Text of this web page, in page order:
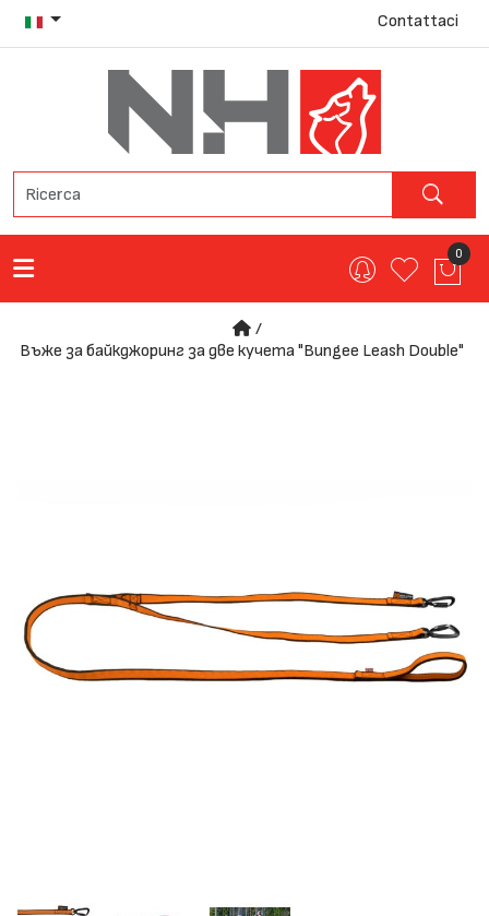
Contattaci
0
Въже за байкджоринг за две кучета "Bungee Leash Double"